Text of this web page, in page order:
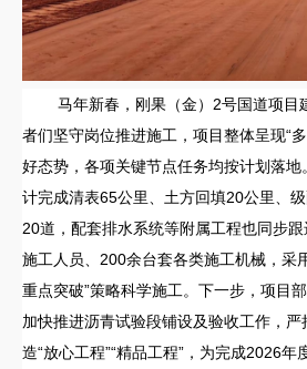
马年新春，刚果（金）2号国道项目
者们坚守岗位推进施工，项目整体呈现“
好态势，各项关键节点任务均按计划落
计完成清表65公里、土方回填20公里、
20道，配套排水系统等附属工程也同步
施工人员、200余台套各类施工机械，采
重点突破”策略科学施工。下一步，项目
加快推进沥青试验段铺设及验收工作，
造“放心工程”“精品工程”，为完成2026年